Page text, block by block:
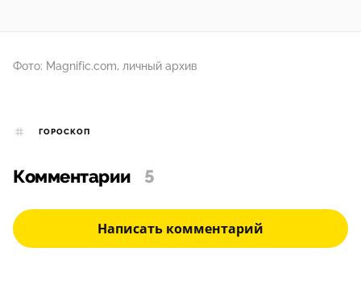
Фото: Мagnific.com, личный архив
ГОРОСКОП
Комментарии 5
Написать комментарий